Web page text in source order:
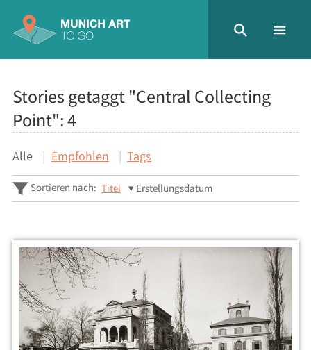
Stories getaggt "Central Collecting
Point":4
Alle Empfohlen Tags
Sortieren nach: Titel Erstellungsdatum